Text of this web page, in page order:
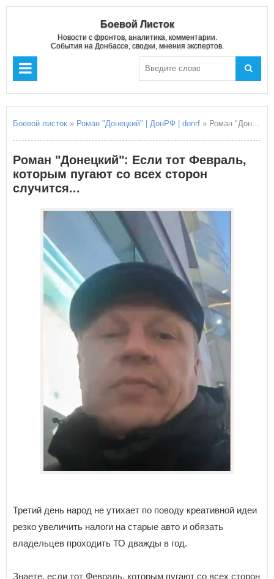
Боевой Листок
Новости с фронтов, аналитика, комментарии.
События на Донбассе, сводки, мнения экспертов.
Боевой листок » Роман "Донецкий" | ДонРФ | donrf » Роман "Донецкий": Если тот Февраль, которым пугают со всех сторон случится...
Роман "Донецкий": Если тот Февраль,
которым пугают со всех сторон
случится...
Третий день народ не утихает по поводу креативной идеи
резко увеличить налоги на старые авто и обязать
владельцев проходить ТО дважды в год.
Знаете, если тот Февраль, которым пугают со всех сторон